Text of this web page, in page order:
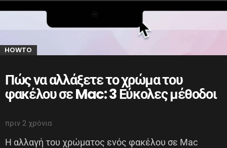
HOWTO
Πώς να αλλάξετε το χρώμα του
φακέλου σε Mac: 3 Εύκολες μέθοδοι
πριν 2 χρόνια
Η αλλαγή του χρώματος ενός φακέλου σε Mac